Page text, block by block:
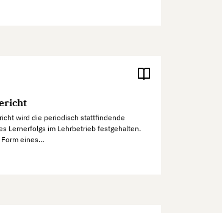
wird die periodisch stattfindende
Lernerfolgs im Lehrbetrieb festgehalten.
eines…